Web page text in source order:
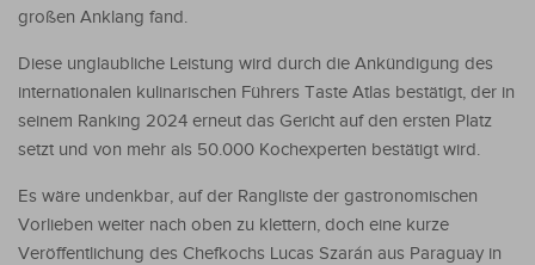
großen Anklang fand.
Diese unglaubliche Leistung wird durch die Ankündigung des
internationalen kulinarischen Führers Taste Atlas bestätigt, der in
seinem Ranking 2024 erneut das Gericht auf den ersten Platz
setzt und von mehr als 50.000 Kochexperten bestätigt wird.
Es wäre undenkbar, auf der Rangliste der gastronomischen
Vorlieben weiter nach oben zu klettern, doch eine kurze
Veröffentlichung des Chefkochs Lucas Szarán aus Paraguay in